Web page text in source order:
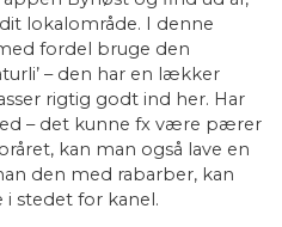
lokalområde. I denne
fordel bruge den
– den har en lækker
rigtig godt ind her. Har
– det kunne fx være pærer
kan man også lave en
den med rabarber, kan
i stedet for kanel.